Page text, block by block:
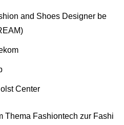
and Shoes Designer be
Center
Thema Fashiontech zur Fashi